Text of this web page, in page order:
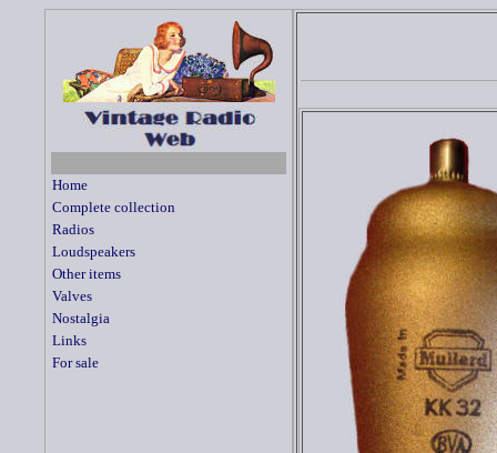
Home
Complete collection
Radios
Loudspeakers
Other items
Valves
Nostalgia
Links
For sale